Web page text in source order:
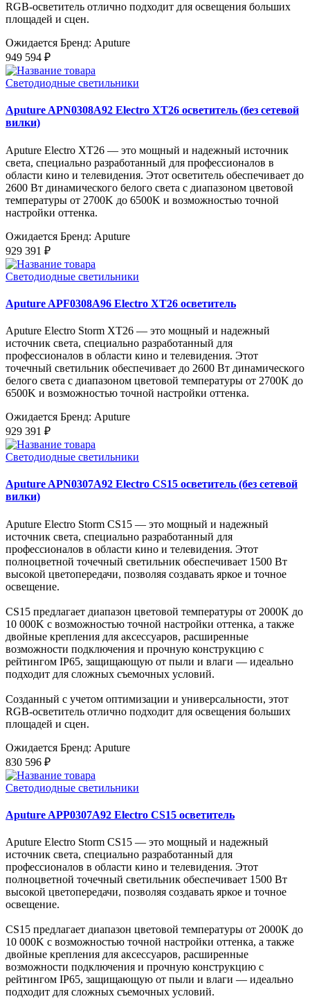
RGB-осветитель отлично подходит для освещения больших
площадей и сцен.
Ожидается Бренд: Aputure
949 594 ₽
Светодиодные светильники
Aputure APN0308A92 Electro XT26 осветитель (без сетевой
вилки)
Aputure Electro XT26 — это мощный и надежный источник
света, специально разработанный для профессионалов в
области кино и телевидения. Этот осветитель обеспечивает до
2600 Вт динамического белого света с диапазоном цветовой
температуры от 2700K до 6500K и возможностью точной
настройки оттенка.
Ожидается Бренд: Aputure
929 391 ₽
Светодиодные светильники
Aputure APF0308A96 Electro XT26 осветитель
Aputure Electro Storm XT26 — это мощный и надежный
источник света, специально разработанный для
профессионалов в области кино и телевидения. Этот
точечный светильник обеспечивает до 2600 Вт динамического
белого света с диапазоном цветовой температуры от 2700K до
6500K и возможностью точной настройки оттенка.
Ожидается Бренд: Aputure
929 391 ₽
Светодиодные светильники
Aputure APN0307A92 Electro CS15 осветитель (без сетевой
вилки)
Aputure Electro Storm CS15 — это мощный и надежный
источник света, специально разработанный для
профессионалов в области кино и телевидения. Этот
полноцветной точечный светильник обеспечивает 1500 Вт
высокой цветопередачи, позволяя создавать яркое и точное
освещение.
CS15 предлагает диапазон цветовой температуры от 2000K до
10 000K с возможностью точной настройки оттенка, а также
двойные крепления для аксессуаров, расширенные
возможности подключения и прочную конструкцию с
рейтингом IP65, защищающую от пыли и влаги — идеально
подходит для сложных съемочных условий.
Созданный с учетом оптимизации и универсальности, этот
RGB-осветитель отлично подходит для освещения больших
площадей и сцен.
Ожидается Бренд: Aputure
830 596 ₽
Светодиодные светильники
Aputure APP0307A92 Electro CS15 осветитель
Aputure Electro Storm CS15 — это мощный и надежный
источник света, специально разработанный для
профессионалов в области кино и телевидения. Этот
полноцветной точечный светильник обеспечивает 1500 Вт
высокой цветопередачи, позволяя создавать яркое и точное
освещение.
CS15 предлагает диапазон цветовой температуры от 2000K до
10 000K с возможностью точной настройки оттенка, а также
двойные крепления для аксессуаров, расширенные
возможности подключения и прочную конструкцию с
рейтингом IP65, защищающую от пыли и влаги — идеально
подходит для сложных съемочных условий.